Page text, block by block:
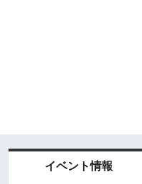
イベント情報